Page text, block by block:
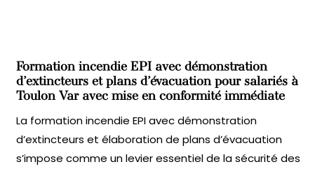
Formation incendie EPI avec démonstration
d’extincteurs et plans d’évacuation pour salariés à
Toulon Var avec mise en conformité immédiate
La formation incendie EPI avec démonstration
d’extincteurs et élaboration de plans d’évacuation
s’impose comme un levier essentiel de la sécurité des